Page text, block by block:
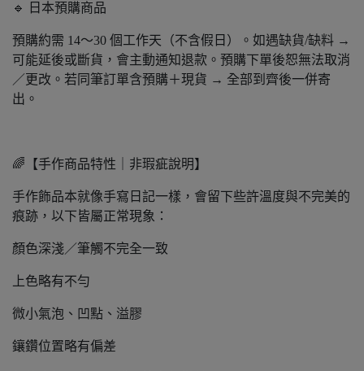
🔹 日本預購商品
預購約需 14～30 個工作天（不含假日）。如遇缺貨/缺料 →
可能延後或斷貨，會主動通知退款。預購下單後恕無法取消
／更改。若同筆訂單含預購＋現貨 → 全部到齊後一併寄
出。
🌈【手作商品特性｜非瑕疵說明】
手作飾品本就像手寫日記一樣，會留下些許溫度與不完美的
痕跡，以下皆屬正常現象：
顏色深淺／筆觸不完全一致
上色略有不勻
微小氣泡、凹點、溢膠
鑲鑽位置略有偏差